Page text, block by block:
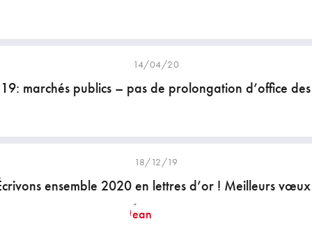
14/04/20
marchés publics – pas de prolongation d’office
18/12/19
ensemble 2020 en lettres d’or ! Meilleurs